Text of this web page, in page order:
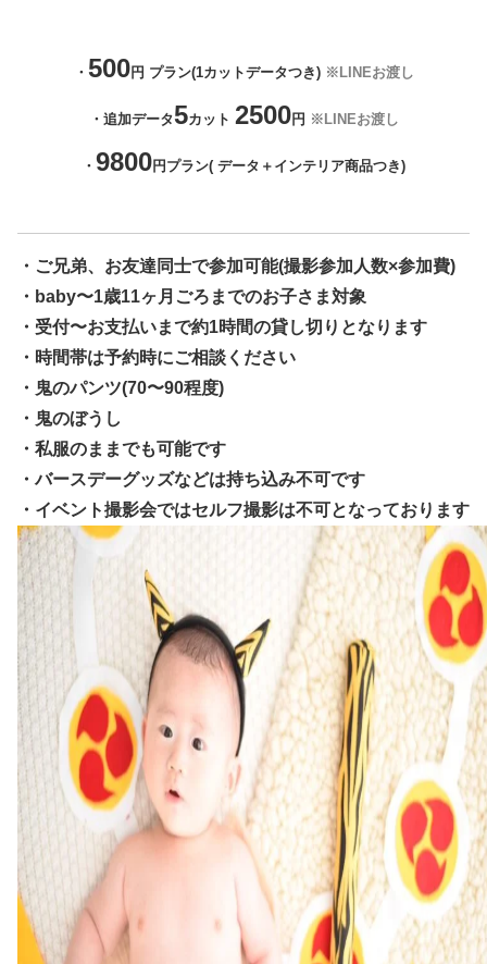
・ 500円 プラン(1カットデータつき) ※LINEお渡し
・追加データ5カット 2500円 ※LINEお渡し
・ 9800円プラン( データ＋インテリア商品つき)
・ご兄弟、お友達同士で参加可能(撮影参加人数×参加費)
・baby〜1歳11ヶ月ごろまでのお子さま対象
・受付〜お支払いまで約1時間の貸し切りとなります
・時間帯は予約時にご相談ください
・鬼のパンツ(70〜90程度)
・鬼のぼうし
・私服のままでも可能です
・バースデーグッズなどは持ち込み不可です
・イベント撮影会ではセルフ撮影は不可となっております